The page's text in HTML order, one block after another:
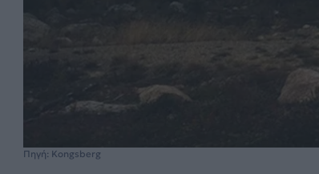
Πηγή: Kongsberg